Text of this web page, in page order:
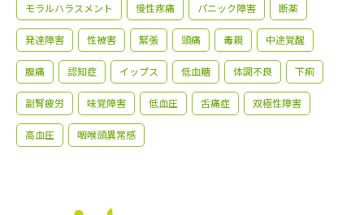
モラルハラスメント 慢性疼痛 パニック障害 断薬
発達障害 性被害 緊張 頭痛 毒親 中途覚醒
腹痛 認知症 イップス 低血糖 体調不良 下痢
副腎疲労 味覚障害 低血圧 舌痛症 双極性障害
高血圧 咽喉頭異常感